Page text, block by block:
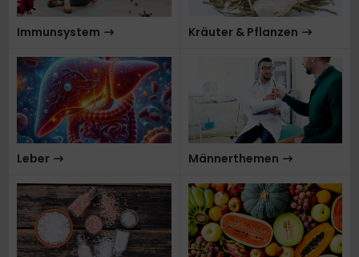
Immunsystem Kräuter & Pflanzen
Leber Männerthemen